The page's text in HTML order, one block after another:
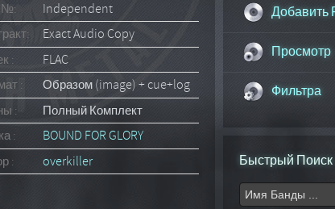
№:
Independent
Exact Audio Copy
:
FLAC
:
Образом (image) + cue+log
:
Полный Комплект
:
BOUND FOR GLORY
:
overkiller
Добавить
Просмотр
Фильтра
Быстрый Поиск